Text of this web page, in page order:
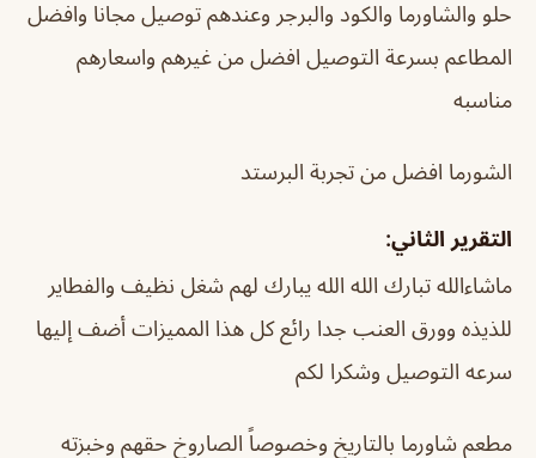
حلو والشاورما والكود والبرجر وعندهم توصيل مجانا وافضل
المطاعم بسرعة التوصيل افضل من غيرهم واسعارهم
مناسبه
الشورما افضل من تجربة البرستد
التقرير الثاني:
ماشاءالله تبارك الله الله يبارك لهم شغل نظيف والفطاير
للذيذه وورق العنب جدا رائع كل هذا المميزات أضف إليها
سرعه التوصيل وشكرا لكم
مطعم شاورما بالتاريخ وخصوصاً الصاروخ حقهم وخبزته